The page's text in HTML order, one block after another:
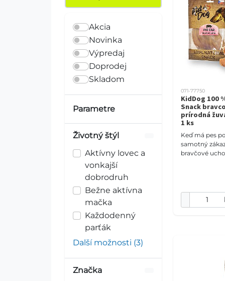
Akcia
Novinka
Výpredaj
Doprodej
Skladom
Parametre
Životný štýl
Aktívny lovec a
vonkajší
dobrodruh
Bežne aktívna
mačka
Každodenný
parťák
Další možnosti (3)
Značka
071-77750
KidDog 100
Snack
prírodná
1 ks
Keď má pes
samotný
bravčové
alternatívu k
domácnosti,